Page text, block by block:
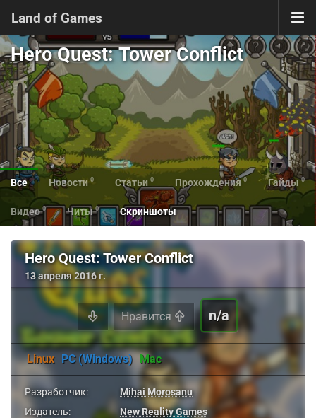
Land of Games
Hero Quest: Tower Conflict
Все Новости 0 Статьи 0 Прохождения 0 Гайды 0
Видео 0 Читы 0 Скриншоты
Hero Quest: Tower Conflict
13 апреля 2016 г.
Нравится n/a
Linux PC (Windows) Mac
Разработчик:
Mihai Morosanu
Издатель:
New Reality Games